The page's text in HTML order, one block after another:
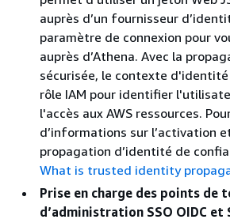
auprès d’un fournisseur
paramètre de connexion pour
auprès d’Athena. Avec la
sécurisée, le contexte
rôle IAM pour identifier
l'accès aux AWS ressources.
d’informations sur l’activation
propagation d’identité de
What is trusted identity
Prise en charge des points de
d’administration SSO OIDC et